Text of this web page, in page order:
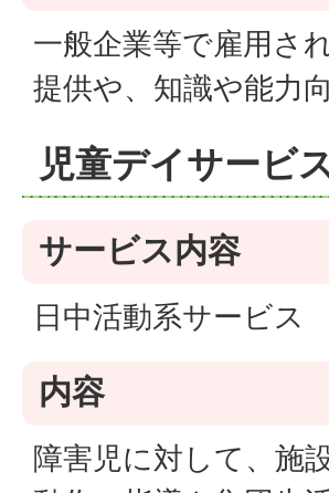
一般企業等で雇用さ
提供や、知識や能力
児童デイサービ
サービス内容
日中活動系サービス
内容
障害児に対して、施